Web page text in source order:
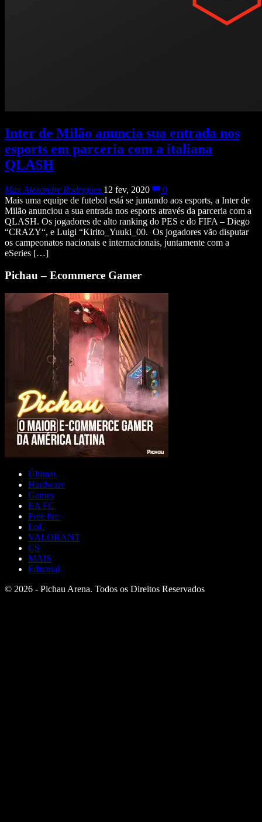
Inter de Milão anuncia sua entrada nos
esports em parceria com a italiana
QLASH
Max Alexandre Rodrigues 12 fev, 2020
0
Mais uma equipe de futebol está se juntando aos esports, a Inter de
Milão anunciou a sua entrada nos esports através da parceria com a
QLASH. Os jogadores de alto ranking do PES e do FIFA – Diego
“CRAZY“, e Luigi “Kirito_Yuuki_00. Os jogadores vão disputar
os campeonatos nacionais e internacionais, juntamente com a
eSeries […]
Pichau – Ecommerce Gamer
Últimas
Hardware
Games
EA FC
Free fire
LoL
VALORANT
CS
MAIS
Editorial
© 2026 - Pichau Arena. Todos os Direitos Reservados